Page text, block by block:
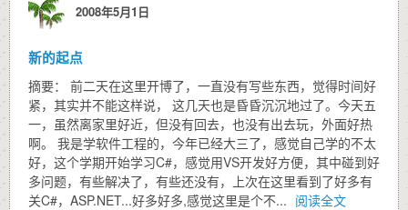
2008年5月1日
新的起点
摘要： 前二天在这里开博了，一直没有写些东西，觉得时间好
紧，其实并不能这样说， 这几天也是昏昏沉沉地过了。今天五
一，虽然离家里好近，但没有回去，也没有出去玩，外面好热
啊。 我是学软件工程的，今年已经大三了，感觉自己学的不太
好，这个学期开始学习C#，感觉用VS开发好方便，其中碰到好
多问题，有些解决了，有些还没有，上次在这里看到了好多有
关C#，ASP.NET...好多好多,感觉这里是个不... 阅读全文